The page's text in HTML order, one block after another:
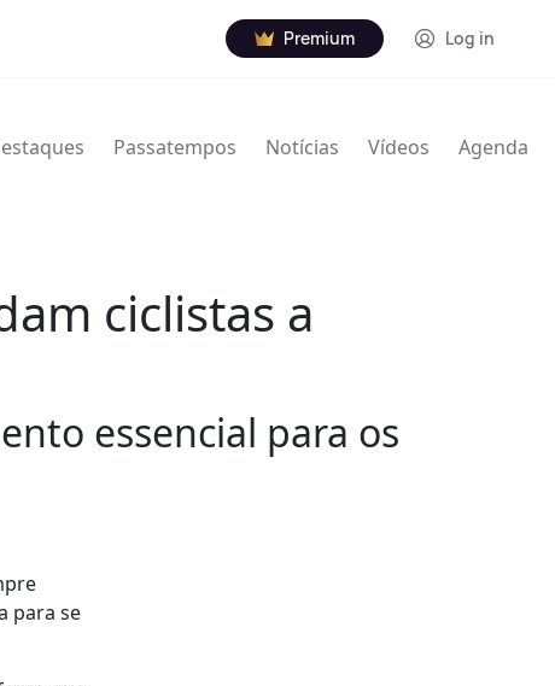
Premium Log in
Passatempos Notícias Vídeos Agenda
ciclistas a
essencial para os
para se